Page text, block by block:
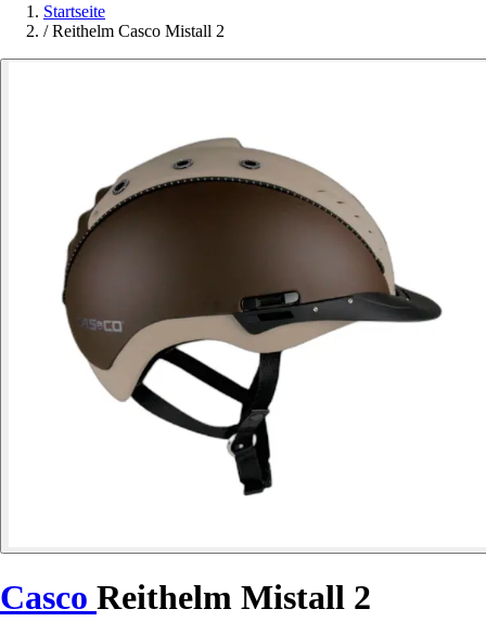
Startseite
/ Reithelm Casco Mistall 2
Casco Reithelm Mistall 2